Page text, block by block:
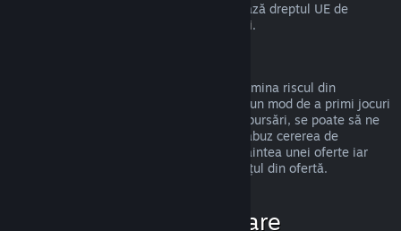
Pentru o explicație despre cum funcționează dreptul UE de
apasă aici.
Rambursările sunt disponibile pentru a elimina riscul din
cumpărarea titlurilor de pe Steam—nu ca un mod de a primi jocuri
gratis. Dacă observăm că abuzezi de rambursări, se poate să ne
oprim din a ți le oferi. Nu considerăm un abuz cererea de
rambursare a unui titlu cumpărat chiar înaintea unei oferte iar
apoi cumpărarea imediată a titlului la prețul din ofertă.
Cum solicit o rambursare